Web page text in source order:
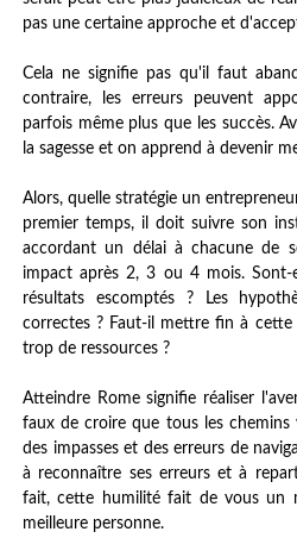
pas une certaine approche et
Cela ne signifie pas qu'il faut
contraire, les erreurs peuvent
parfois même plus que les succès.
la sagesse et on apprend à devenir
Alors, quelle stratégie un
premier temps, il doit suivre son
accordant un délai à chacune de
impact après 2, 3 ou 4 mois.
résultats escomptés ? Les
correctes ? Faut-il mettre fin à
trop de ressources ?
Atteindre Rome signifie réaliser
faux de croire que tous les
des impasses et des erreurs de
à reconnaître ses erreurs et à
fait, cette humilité fait de vous un
meilleure personne.